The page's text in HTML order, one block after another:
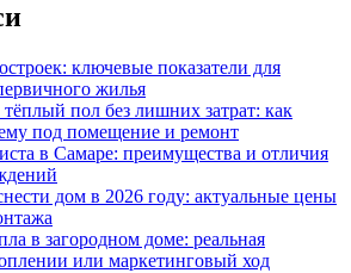
ключевые показатели для
жилья
пол без лишних затрат: как
под помещение и ремонт
в Самаре: преимущества и отличия
дом в 2026 году: актуальные цены
в загородном доме: реальная
или маркетинговый ход